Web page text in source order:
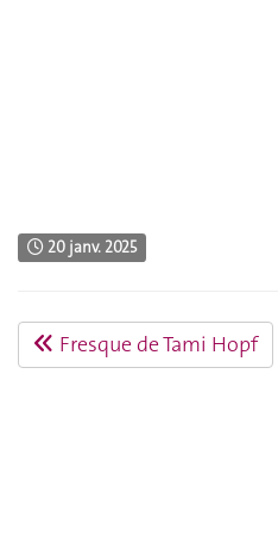
20 janv. 2025
Fresque de Tami Hopf